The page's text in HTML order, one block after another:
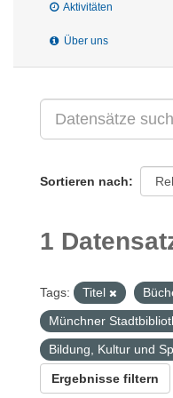
Aktivitäten
Über uns
Sortieren nach
1
Tags: Titel
Münchner
Bildung, Kultur und
Ergebnisse filtern